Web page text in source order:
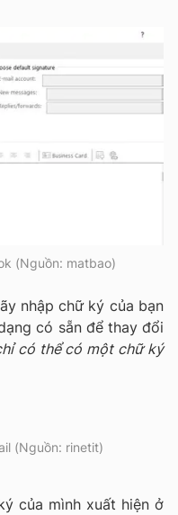
(Nguồn: matbao)
nhập chữ ký của bạn
có sẵn để thay đổi
có thể có một chữ ký
(Nguồn: rinetit)
của mình xuất hiện ở